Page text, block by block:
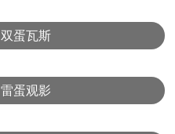
双蛋瓦斯
雷蛋观影